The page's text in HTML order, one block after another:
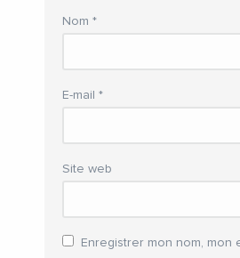
Nom *
E-mail *
Site web
Enregistrer mon nom, mon